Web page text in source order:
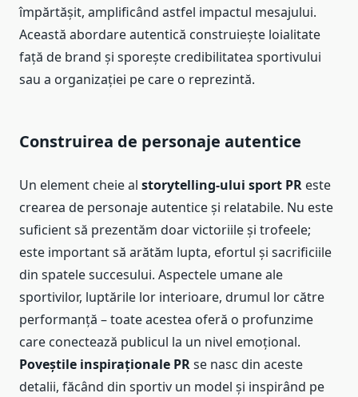
împărtășit, amplificând astfel impactul mesajului.
Această abordare autentică construiește loialitate
față de brand și sporește credibilitatea sportivului
sau a organizației pe care o reprezintă.
Construirea de personaje autentice
Un element cheie al storytelling-ului sport PR este
crearea de personaje autentice și relatabile. Nu este
suficient să prezentăm doar victoriile și trofeele;
este important să arătăm lupta, efortul și sacrificiile
din spatele succesului. Aspectele umane ale
sportivilor, luptările lor interioare, drumul lor către
performanță – toate acestea oferă o profunzime
care conectează publicul la un nivel emoțional.
Poveștile inspiraționale PRse nasc din aceste
detalii, făcând din sportiv un model și inspirând pe